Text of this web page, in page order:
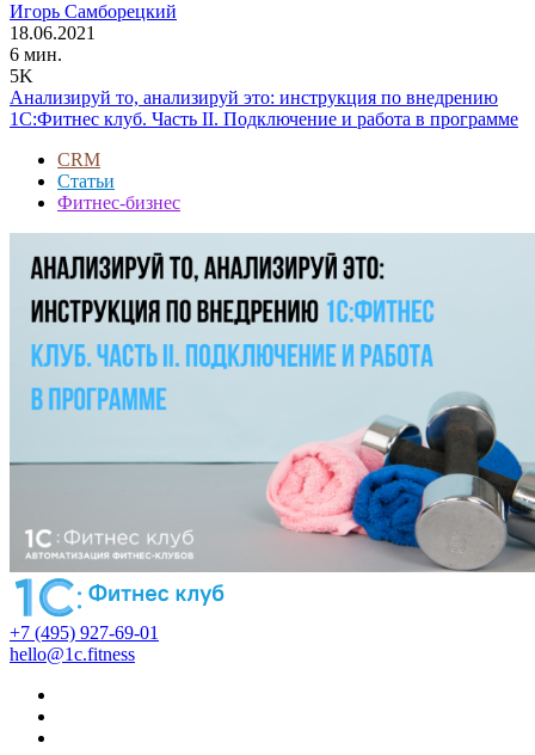
Игорь Самборецкий
18.06.2021
6 мин.
5K
Анализируй то, анализируй это: инструкция по внедрению
1C:Фитнес клуб. Часть II. Подключение и работа в программе
CRM
Статьи
Фитнес-бизнес
+7 (495) 927-69-01
hello@1c.fitness